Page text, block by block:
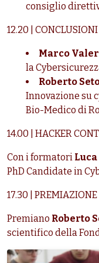
consiglio
12.20 | CONCLUSIONI
Marco
la
Roberto
Innovazione su
Bio-Medico di
14.00 | HACKER
Con i formatori
PhD Candidate in
17.30 | PREMIAZIONE
Premiano Roberto
scientifico della